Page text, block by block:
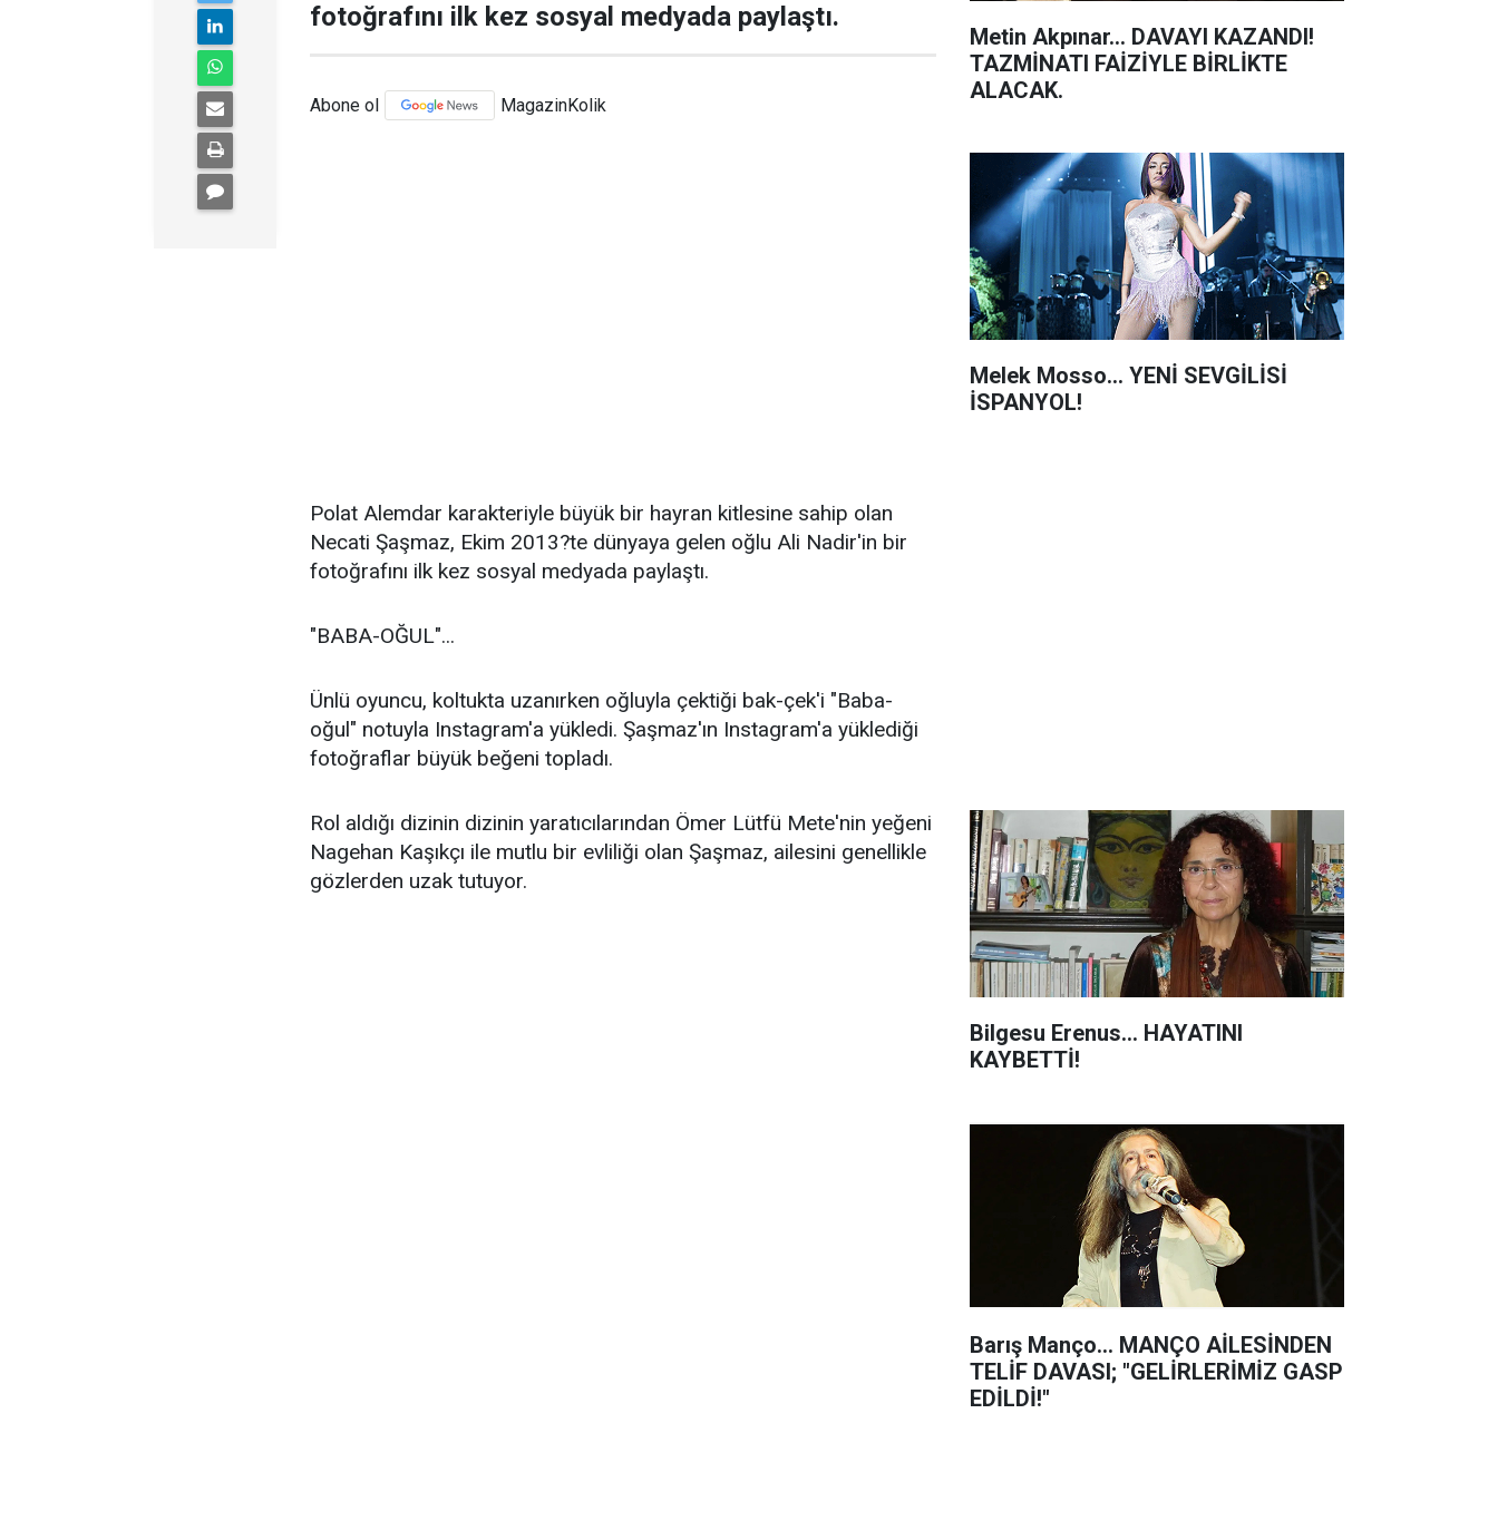
fotoğrafını ilk kez sosyal medyada paylaştı.
Abone ol MagazinKolik
Polat Alemdar karakteriyle büyük bir hayran kitlesine sahip olan
Necati Şaşmaz, Ekim 2013?te dünyaya gelen oğlu Ali Nadir'in bir
fotoğrafını ilk kez sosyal medyada paylaştı.
"BABA-OĞUL"...
Ünlü oyuncu, koltukta uzanırken oğluyla çektiği bak-çek'i "Baba-
oğul" notuyla Instagram'a yükledi. Şaşmaz'ın Instagram'a yüklediği
fotoğraflar büyük beğeni topladı.
Rol aldığı dizinin dizinin yaratıcılarından Ömer Lütfü Mete'nin yeğeni
Nagehan Kaşıkçı ile mutlu bir evliliği olan Şaşmaz, ailesini genellikle
gözlerden uzak tutuyor.
Metin Akpınar... DAVAYI KAZANDI!
TAZMİNATI FAİZİYLE BİRLİKTE
ALACAK.
Melek Mosso... YENİ SEVGİLİSİ
İSPANYOL!
Bilgesu Erenus... HAYATINI
KAYBETTİ!
Barış Manço... MANÇO AİLESİNDEN
TELİF DAVASI; "GELİRLERİMİZ GASP
EDİLDİ!"